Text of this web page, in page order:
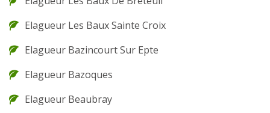
Elagueur Les Baux Sainte Croix
Elagueur Bazincourt Sur Epte
Elagueur Bazoques
Elagueur Beaubray